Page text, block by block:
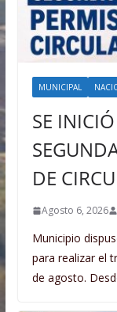
MUNICIPAL
SE
DE
Agosto 6, 2026
Municipio
para realizar el
de agosto.